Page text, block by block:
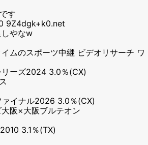
す
9Z4dgk+k0.net
やなw
イムのスポーツ中継 ビデオリサーチ ワ
リーズ2024 3.0％(CX)
ァイナル2026 3.0％(CX)
阪×大阪ブルテオン
3.1％(TX)